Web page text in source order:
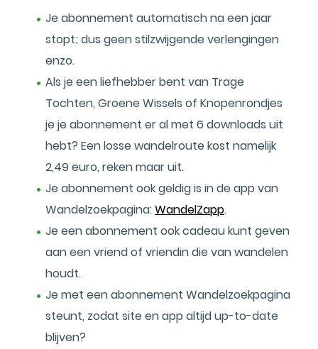
Je abonnement automatisch na een jaar
stopt; dus geen stilzwijgende verlengingen
enzo.
Als je een liefhebber bent van Trage
Tochten, Groene Wissels of Knopenrondjes
je je abonnement er al met 6 downloads uit
hebt? Een losse wandelroute kost namelijk
2,49 euro, reken maar uit.
Je abonnement ook geldig is in de app van
Wandelzoekpagina:WandelZapp.
Je een abonnement ook cadeau kunt geven
aan een vriend of vriendin die van wandelen
houdt.
Je met een abonnement Wandelzoekpagina
steunt, zodat site en app altijd up-to-date
blijven?